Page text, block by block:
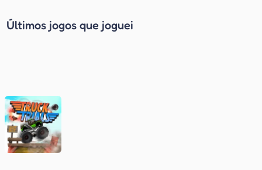
Últimos jogos que joguei